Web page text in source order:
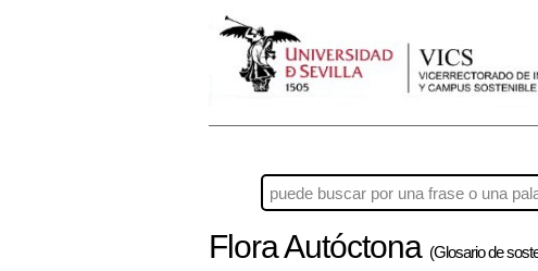
Flora Autóctona (Glosario de